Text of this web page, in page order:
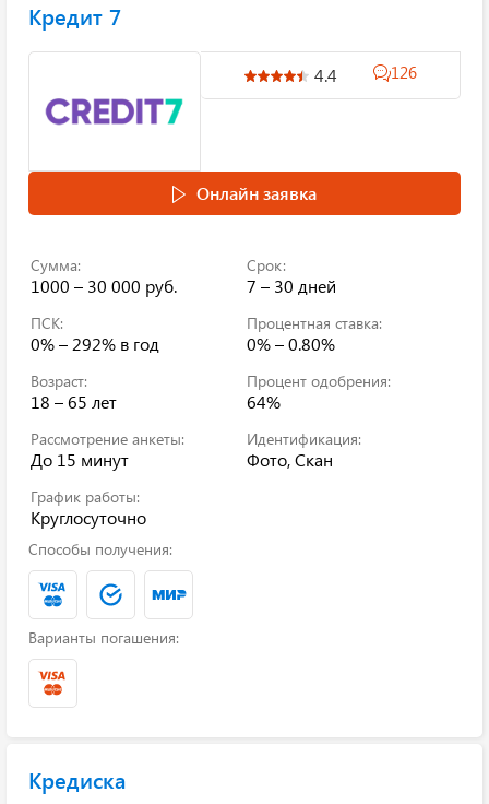
Кредит 7
4.4 126
Онлайн заявка
Сумма:
1000 – 30 000 руб.
Срок:
7 – 30 дней
ПСК:
0% – 292% в год
Процентная ставка:
0% – 0.80%
Возраст:
18 – 65 лет
Процент одобрения:
64%
Рассмотрение анкеты:
До 15 минут
Идентификация:
Фото, Скан
График работы:
Круглосуточно
Способы получения:
Варианты погашения:
Кредиска